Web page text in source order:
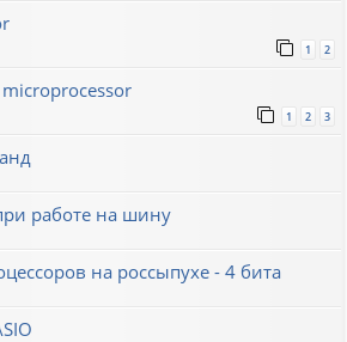
1 2
1 2 3
работе на шину
на россыпухе - 4 бита